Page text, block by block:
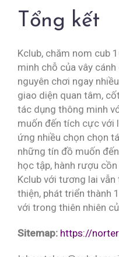
Tổng kết
Kclub, chăm nom cub
minh chỗ của vây
nguyên chơi ngay
giao diện quan tâm,
tác dụng thông minh
muốn đến tích cực với
ứng nhiều chọn chọn
những tín đồ muốn
học tập, hành rượu
Kclub với tương lai
thiện, phát triển thành
với trong thiên nhiên
Sitemap: https://